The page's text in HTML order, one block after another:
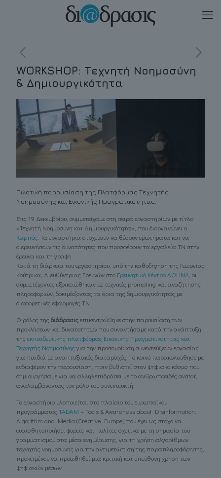
WORKSHOP: Τεχνητή Νοημοσύνη
& Δημιουργικότητα
Πιλοτική παρουσίαση της Πλατφόρμας Τεχνητής
Νοημοσύνης και Εικονικής Πραγματικότητας.
Στις 19 Δεκεμβρίου, συμμετείχαμε στη σειρά εργαστηρίων με τίτλο
«Τεχνητή Νοημοσύνη και Δημιουργικότητα», που διοργανώνει ο
Καρπός . Τα εργαστήρια στοχεύουν να θέσουν ερωτήματα και να
διερευνήσουν τις δυνατότητες που προσφέρουν τα εργαλεία ΤΝ στην
έρευνα και τη γραφή.
Κατά τη διάρκεια του εργαστηρίου, υπό την καθοδήγηση της Γεωργίας
Κούτρικα, Διευθύντριας Ερευνών στο Ερευνητικό Κέντρο ΑΘΗΝΑ , οι
συμμετέχοντες εξοικειώθηκαν με τεχνικές prompting και αναζήτησης
πληροφοριών, δοκιμάζοντας τα όρια της δημιουργικότητας με
διαφορετικές εφαρμογές ΤΝ.
Ο ρόλος της διάδρασιςεπικεντρώθηκε στην παρουσίαση των
προκλήσεων και δυνατοτήτων που συναντήσαμε κατά την ανάπτυξη
της εκπαιδευτικής πλατφόρμας Εικονικής Πραγματικότητας και
Τεχνητής Νοημοσύνης για την προσομοίωση συνεντεύξεων εργασίας
για παιδιά με αναπτυξιακές διαταραχές. Το κοινό παρακολούθησε με
ενδιαφέρον την παρουσίαση, πριν βυθιστεί στον ψηφιακό κόσμο που
δημιουργήσαμε για να αλληλεπιδράσει με το ανθρωποειδές avatar,
αναλαμβάνοντας τον ρόλο του συνεντευκτή.
Το εργαστήριο υλοποιείται στο πλαίσιο του ευρωπαϊκού
προγράμματος TADAM – Tools & Awareness about Disinformation,
Algorithm and Media (Creative Europe) που έχει ως στόχο να
ευαισθητοποιήσει φορείς και πολίτες σχετικά με τη σημασία του
γραμματισμού στα μέσα ενημέρωσης, για τη χρήση αλγορίθμων
τεχνητής νοημοσύνης για την αντιμετώπιση της παραπληροφόρησης,
προκειμένου να προωθηθεί μια κριτική και υπεύθυνη χρήση των
ψηφιακών μέσων.